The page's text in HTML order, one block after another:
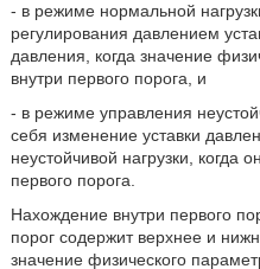
- в режиме нормальной
регулирования давлением
давления, когда значение
внутри первого порога, и
- в режиме управления
себя изменение уставки
неустойчивой нагрузки, когда
первого порога.
Нахождение внутри первого
порог содержит верхнее и
значение физического